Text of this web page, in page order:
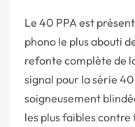
Le 40 PPA est
phono le plus abouti
refonte complète de
signal pour la série
soigneusement
les plus faibles